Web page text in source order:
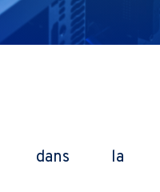
dans la